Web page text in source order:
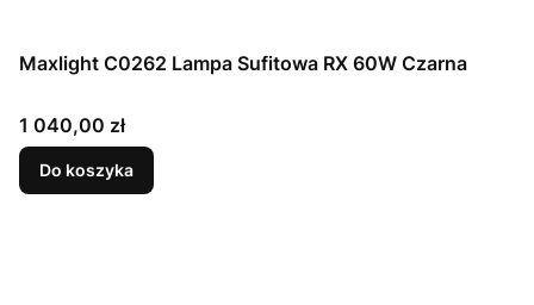
Maxlight C0262 Lampa Sufitowa RX 60W Czarna
Cena
1 040,00 zł
Do koszyka